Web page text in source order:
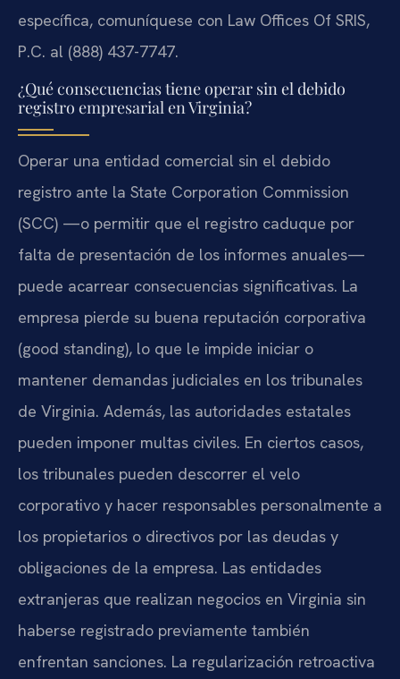
específica, comuníquese con Law Offices Of SRIS,
P.C. al (888) 437-7747.
¿Qué consecuencias tiene operar sin el debido
registro empresarial en Virginia?
Operar una entidad comercial sin el debido
registro ante la State Corporation Commission
(SCC) —o permitir que el registro caduque por
falta de presentación de los informes anuales—
puede acarrear consecuencias significativas. La
empresa pierde su buena reputación corporativa
(good standing), lo que le impide iniciar o
mantener demandas judiciales en los tribunales
de Virginia. Además, las autoridades estatales
pueden imponer multas civiles. En ciertos casos,
los tribunales pueden descorrer el velo
corporativo y hacer responsables personalmente a
los propietarios o directivos por las deudas y
obligaciones de la empresa. Las entidades
extranjeras que realizan negocios en Virginia sin
haberse registrado previamente también
enfrentan sanciones. La regularización retroactiva